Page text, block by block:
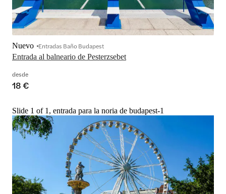
Entrada al balneario de Pesterzsebet
Nuevo Entradas Baño Budapest
desde
18 €
Slide 1 of 1, entrada para la noria de budapest-1